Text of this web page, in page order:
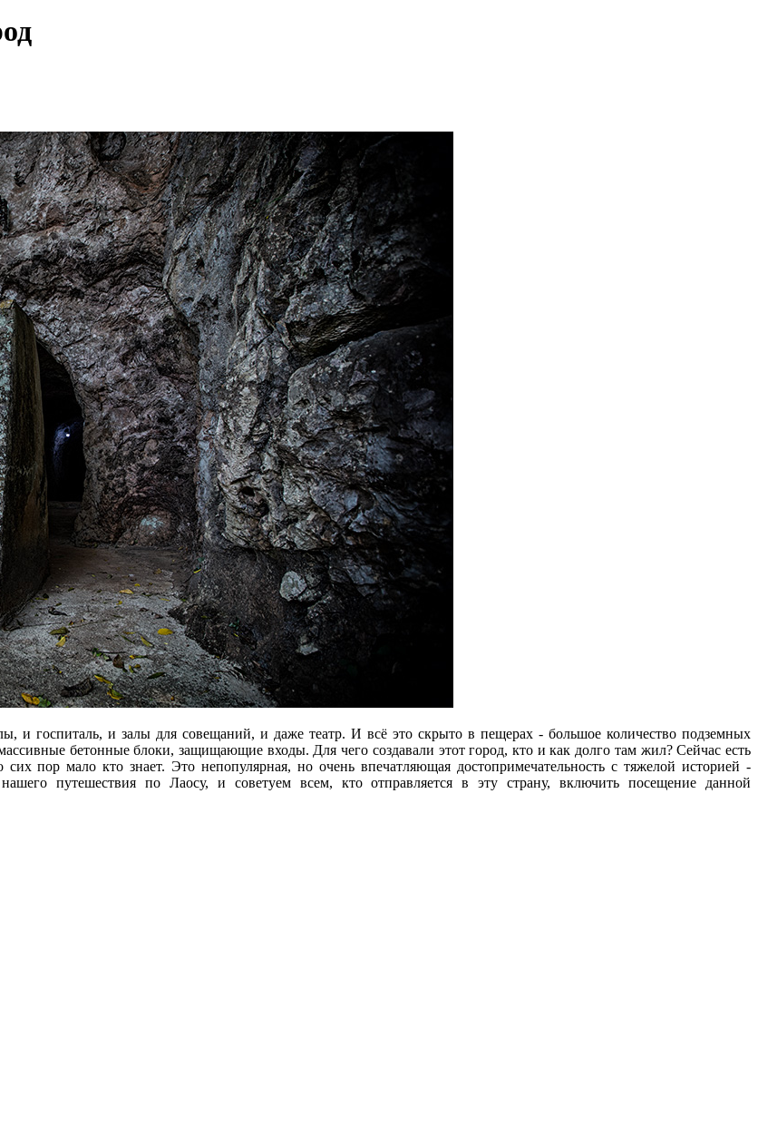
и госпиталь, и залы для совещаний, и даже театр. И всё это скрыто в пещерах - большое количество подземных
бетонные блоки, защищающие входы. Для чего создавали этот город, кто и как долго там жил? Сейчас есть
пор мало кто знает. Это непопулярная, но очень впечатляющая достопримечательность с тяжелой историей -
путешествия по Лаосу, и советуем всем, кто отправляется в эту страну, включить посещение данной